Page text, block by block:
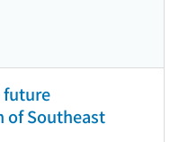
future
Southeast